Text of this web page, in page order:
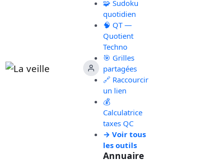
🧩 Sudoku
quotidien
🧠 QT —
Quotient
Techno
🎯 Grilles
partagées
🔗 Raccourcir
un lien
💰
Calculatrice
taxes QC
→ Voir tous
les outils
Annuaire